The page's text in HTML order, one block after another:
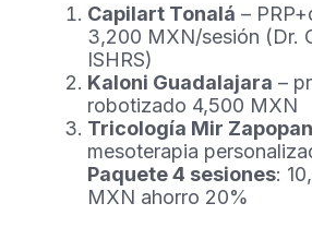
Capilart Tonalá –
3,200 MXN/sesión (Dr.
ISHRS)
Kaloni Guadalajara –
robotizado 4,500 MXN
Tricología Mir Zapopan
mesoterapia
Paquete 4 sesiones:
MXN ahorro 20%